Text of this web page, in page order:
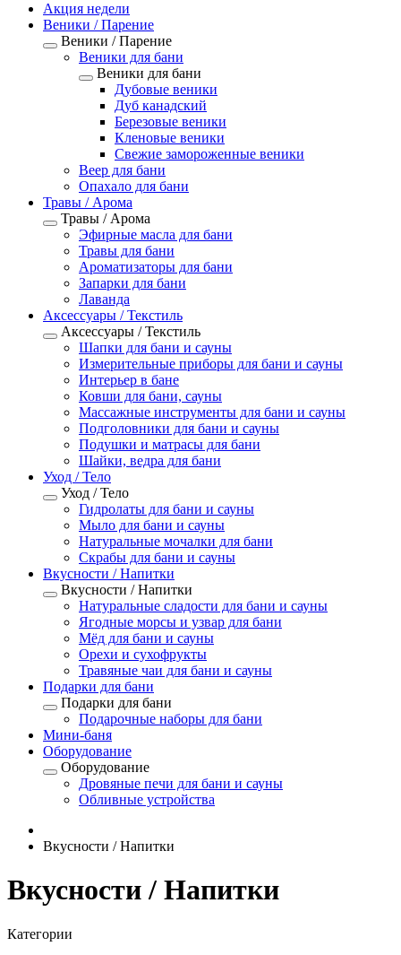
Акция недели
Веники / Парение
Веники / Парение
Веники для бани
Веники для бани
Дубовые веники
Дуб канадский
Березовые веники
Кленовые веники
Свежие замороженные веники
Веер для бани
Опахало для бани
Травы / Арома
Травы / Арома
Эфирные масла для бани
Травы для бани
Ароматизаторы для бани
Запарки для бани
Лаванда
Аксессуары / Текстиль
Аксессуары / Текстиль
Шапки для бани и сауны
Измерительные приборы для бани и сауны
Интерьер в бане
Ковши для бани, сауны
Массажные инструменты для бани и сауны
Подголовники для бани и сауны
Подушки и матрасы для бани
Шайки, ведра для бани
Уход / Тело
Уход / Тело
Гидролаты для бани и сауны
Мыло для бани и сауны
Натуральные мочалки для бани
Скрабы для бани и сауны
Вкусности / Напитки
Вкусности / Напитки
Натуральные сладости для бани и сауны
Ягодные морсы и узвар для бани
Мёд для бани и сауны
Орехи и сухофрукты
Травяные чаи для бани и сауны
Подарки для бани
Подарки для бани
Подарочные наборы для бани
Мини-баня
Оборудование
Оборудование
Дровяные печи для бани и сауны
Обливные устройства
Вкусности / Напитки
Вкусности / Напитки
Категории